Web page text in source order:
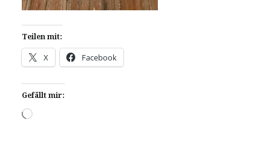
Teilen mit:
X Facebook
Gefällt mir:
Wird